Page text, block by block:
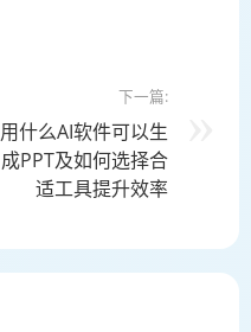
下一篇:
用什么AI软件可以生
成PPT及如何选择合
适工具提升效率